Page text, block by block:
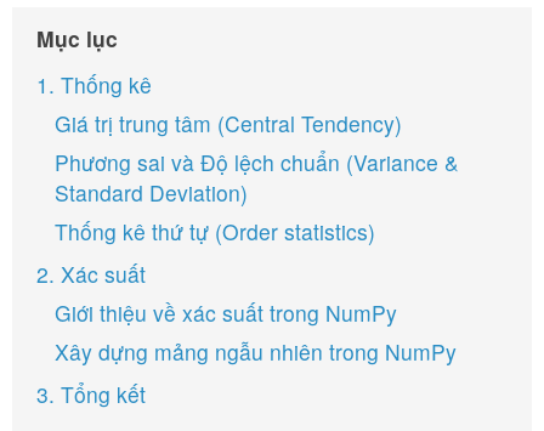
Mục lục
1. Thống kê
Giá trị trung tâm (Central Tendency)
Phương sai và Độ lệch chuẩn (Variance &
Standard Deviation)
Thống kê thứ tự (Order statistics)
2. Xác suất
Giới thiệu về xác suất trong NumPy
Xây dựng mảng ngẫu nhiên trong NumPy
3. Tổng kết